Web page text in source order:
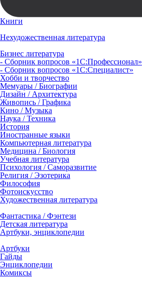
Книги
Нехудожественная литература
Бизнес литература
- Сборник вопросов «1С:Профессионал»
- Сборник вопросов «1С:Специалист»
Хобби и творчество
Мемуары / Биографии
Дизайн / Архитектура
Живопись / Графика
Кино / Музыка
Наука / Техника
История
Иностранные языки
Компьютерная литература
Медицина / Биология
Учебная литература
Психология / Саморазвитие
Религия / Эзотерика
Философия
Фотоискусство
Художественная литература
Фантастика / Фэнтези
Детская литература
Артбуки, энциклопедии
Артбуки
Гайды
Энциклопедии
Комиксы